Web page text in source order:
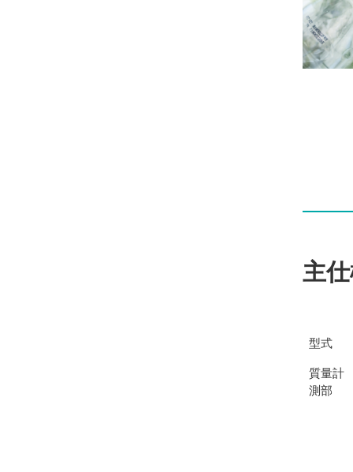
主
型式
質量計
測部